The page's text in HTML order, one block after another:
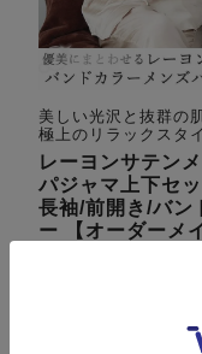
美しい光沢と抜群の
極上のリラックスタ
レーヨンサテン
パジャマ上下セッ
長袖/前開き/バン
ー 【オーダーメ